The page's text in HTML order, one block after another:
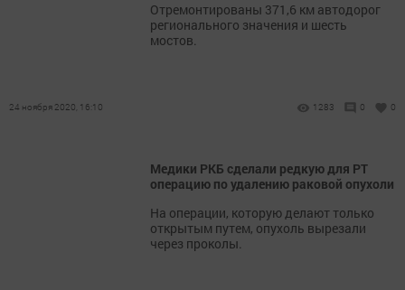
Отремонтированы 371,6 км автодорог
регионального значения и шесть
мостов.
24 ноября 2020, 16:10 1283 0 0
Медики РКБ сделали редкую для РТ
операцию по удалению раковой опухоли
На операции, которую делают только
открытым путем, опухоль вырезали
через проколы.